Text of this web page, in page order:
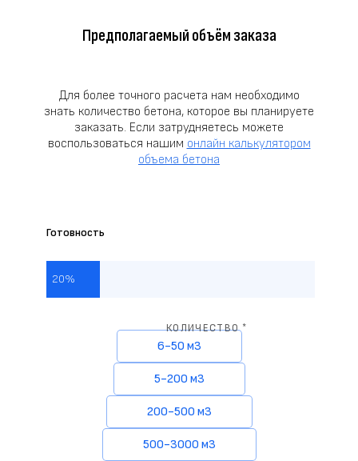
Предполагаемый объём заказа
Для более точного расчета нам необходимо
знать количество бетона, которое вы планируете
заказать. Если затрудняетесь можете
воспользоваться нашим онлайн калькулятором
объема бетона
Готовность
20%
КОЛИЧЕСТВО *
6-50 м3
5-200 м3
200-500 м3
500-3000 м3